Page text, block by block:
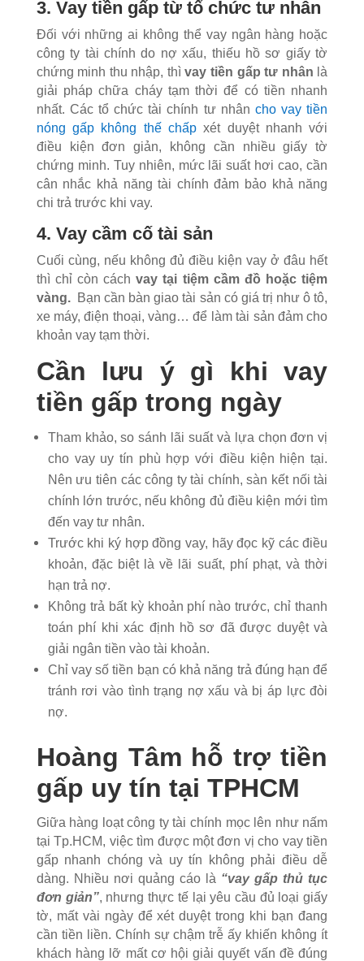
3. Vay tiền gấp từ tổ chức tư nhân
Đối với những ai không thể vay ngân hàng hoặc
công ty tài chính do nợ xấu, thiếu hồ sơ giấy tờ
chứng minh thu nhập, thìvay tiền gấp tư nhân là
giải pháp chữa cháy tạm thời để có tiền nhanh
nhất. Các tổ chức tài chính tư nhân cho vay tiền
nóng gấp không thế chấp xét duyệt nhanh với
điều kiện đơn giản, không cần nhiều giấy tờ
chứng minh. Tuy nhiên, mức lãi suất hơi cao, cần
cân nhắc khả năng tài chính đảm bảo khả năng
chi trả trước khi vay.
4. Vay cầm cố tài sản
Cuối cùng, nếu không đủ điều kiện vay ở đâu hết
thì chỉ còn cáchvay tại tiệm cầm đồ hoặc tiệm
vàng. Bạn cần bàn giao tài sản có giá trị như ô tô,
xe máy, điện thoại, vàng… để làm tài sản đảm cho
khoản vay tạm thời.
Cần lưu ý gì khi vay
tiền gấp trong ngày
Tham khảo, so sánh lãi suất và lựa chọn đơn vị
cho vay uy tín phù hợp với điều kiện hiện tại.
Nên ưu tiên các công ty tài chính, sàn kết nối tài
chính lớn trước, nếu không đủ điều kiện mới tìm
đến vay tư nhân.
Trước khi ký hợp đồng vay, hãy đọc kỹ các điều
khoản, đặc biệt là về lãi suất, phí phạt, và thời
hạn trả nợ.
Không trả bất kỳ khoản phí nào trước, chỉ thanh
toán phí khi xác định hồ sơ đã được duyệt và
giải ngân tiền vào tài khoản.
Chỉ vay số tiền bạn có khả năng trả đúng hạn để
tránh rơi vào tình trạng nợ xấu và bị áp lực đòi
nợ.
Hoàng Tâm hỗ trợ tiền
gấp uy tín tại TPHCM
Giữa hàng loạt công ty tài chính mọc lên như nấm
tại Tp.HCM, việc tìm được một đơn vị cho vay tiền
gấp nhanh chóng và uy tín không phải điều dễ
dàng. Nhiều nơi quảng cáo là “vay gấp thủ tục
đơn giản”, nhưng thực tế lại yêu cầu đủ loại giấy
tờ, mất vài ngày để xét duyệt trong khi bạn đang
cần tiền liền. Chính sự chậm trễ ấy khiến không ít
khách hàng lỡ mất cơ hội giải quyết vấn đề đúng